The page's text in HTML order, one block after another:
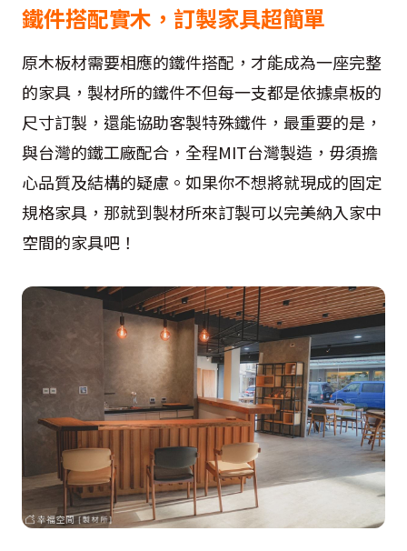
鐵件搭配實木，訂製家具超簡單
原木板材需要相應的鐵件搭配，才能成為一座完整
的家具，製材所的鐵件不但每一支都是依據桌板的
尺寸訂製，還能協助客製特殊鐵件，最重要的是，
與台灣的鐵工廠配合，全程MIT台灣製造，毋須擔
心品質及結構的疑慮。如果你不想將就現成的固定
規格家具，那就到製材所來訂製可以完美納入家中
空間的家具吧！